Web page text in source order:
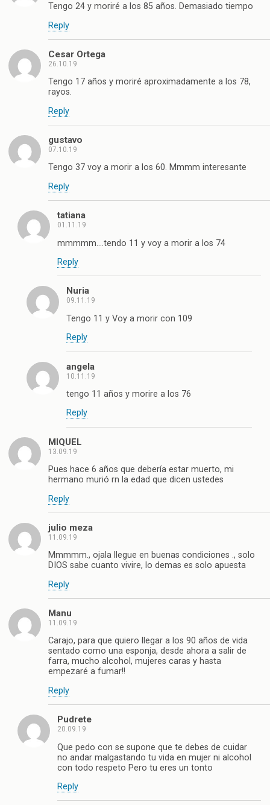
Tengo 24 y moriré a los 85 años. Demasiado tiempo
Reply
Cesar Ortega
26.10.19
Tengo 17 años y moriré aproximadamente a los 78,
rayos.
Reply
gustavo
07.10.19
Tengo 37 voy a morir a los 60. Mmmm interesante
Reply
tatiana
01.11.19
mmmmm….tendo 11 y voy a morir a los 74
Reply
Nuria
09.11.19
Tengo 11 y Voy a morir con 109
Reply
angela
10.11.19
tengo 11 años y morire a los 76
Reply
MIQUEL
13.09.19
Pues hace 6 años que debería estar muerto, mi
hermano murió rn la edad que dicen ustedes
Reply
julio meza
11.09.19
Mmmmm., ojala llegue en buenas condiciones ., solo
DIOS sabe cuanto vivire, lo demas es solo apuesta
Reply
Manu
11.09.19
Carajo, para que quiero llegar a los 90 años de vida
sentado como una esponja, desde ahora a salir de
farra, mucho alcohol, mujeres caras y hasta
empezaré a fumar!!
Reply
Pudrete
20.09.19
Que pedo con se supone que te debes de cuidar
no andar malgastando tu vida en mujer ni alcohol
con todo respeto Pero tu eres un tonto
Reply